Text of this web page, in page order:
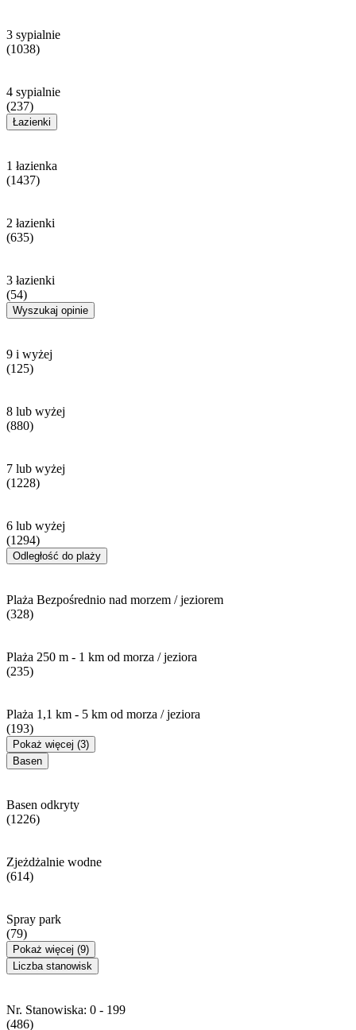
3 sypialnie
(1038)
4 sypialnie
(237)
Łazienki
1 łazienka
(1437)
2 łazienki
(635)
3 łazienki
(54)
Wyszukaj opinie
9 i wyżej
(125)
8 lub wyżej
(880)
7 lub wyżej
(1228)
6 lub wyżej
(1294)
Odległość do plaży
Plaża Bezpośrednio nad morzem / jeziorem
(328)
Plaża 250 m - 1 km od morza / jeziora
(235)
Plaża 1,1 km - 5 km od morza / jeziora
(193)
Pokaż więcej (3)
Basen
Basen odkryty
(1226)
Zjeżdżalnie wodne
(614)
Spray park
(79)
Pokaż więcej (9)
Liczba stanowisk
Nr. Stanowiska: 0 - 199
(486)